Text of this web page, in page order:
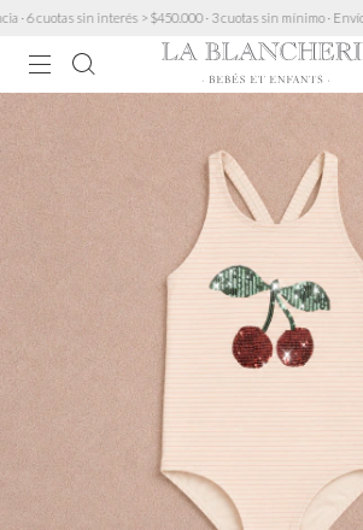
sin interés > $450.000 · 3 cuotas sin mínimo · Envío